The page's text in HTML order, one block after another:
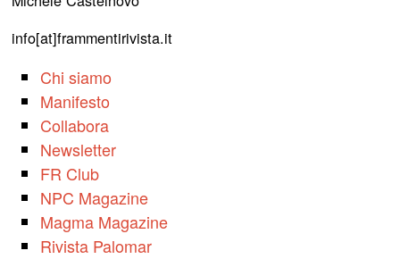
info[at]frammentirivista.it
Chi siamo
Manifesto
Collabora
Newsletter
FR Club
NPC Magazine
Magma Magazine
Rivista Palomar